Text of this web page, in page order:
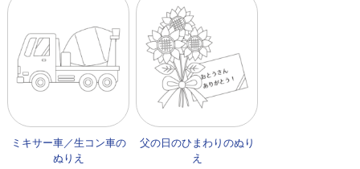
ミキサー車／生コン車の
ぬりえ
父の日のひまわりのぬり
え